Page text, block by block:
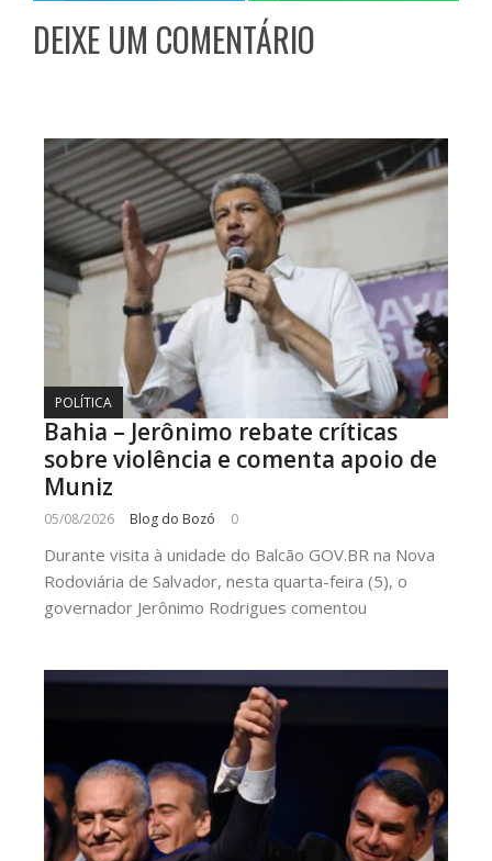
DEIXE UM COMENTÁRIO
POLÍTICA
Bahia – Jerônimo rebate críticas
sobre violência e comenta apoio de
Muniz
05/08/2026 Blog do Bozó 0
Durante visita à unidade do Balcão GOV.BR na Nova
Rodoviária de Salvador, nesta quarta-feira (5), o
governador Jerônimo Rodrigues comentou